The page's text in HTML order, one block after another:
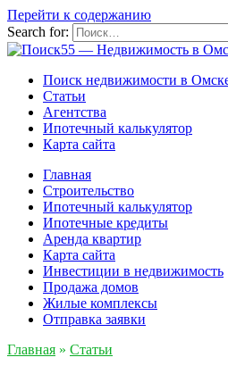
Перейти к содержанию
Search for:
Поиск недвижимости в
Статьи
Агентства
Ипотечный калькулятор
Карта сайта
Главная
Строительство
Ипотечный калькулятор
Ипотечные кредиты
Аренда квартир
Карта сайта
Инвестиции в недвижимость
Продажа домов
Жилые комплексы
Отправка заявки
Главная » Статьи